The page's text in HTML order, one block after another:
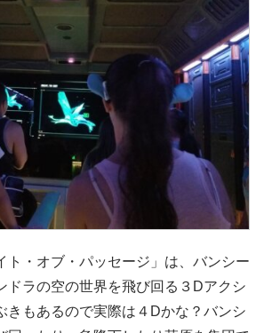
ト・オブ・パッセージ」は、バンシー
ドラの空の世界を飛び回る３Dアクシ
きもあるので実際は４Dかな？バンシ